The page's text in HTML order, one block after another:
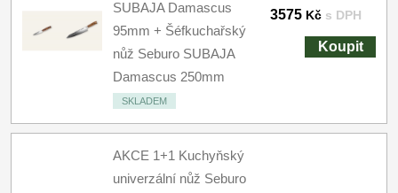
SUBAJA Damascus
95mm + Šéfkuchařský
nůž Seburo SUBAJA
Damascus 250mm
SKLADEM
3575 Kč s DPH
Koupit
AKCE 1+1 Kuchyňský
univerzální nůž Seburo